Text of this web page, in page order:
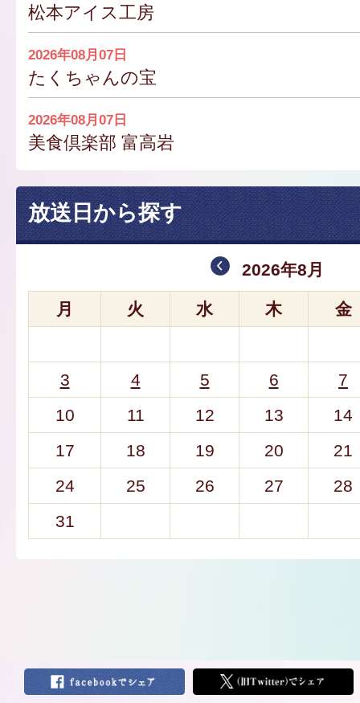
松本アイス工房
2026年08月07日
たくちゃんの宝
2026年08月07日
美食倶楽部 富高岩
放送日から探す
2026年8月
月 火 水 木 金
3 4 5 6
7
10
11 12 13
14
17
18 19 20
21
24
25 26 27
28
31